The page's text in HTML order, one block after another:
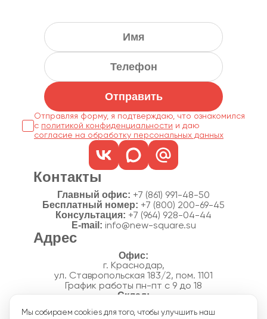
Отправить
Отправляя форму, я подтверждаю, что ознакомился
с политикой конфиденциальности
согласие на обработку персональных данных
Контакты
Главный офис: +7 (861) 991-48-50
Бесплатный номер: +7 (800) 200-69-45
Консультация: +7 (964) 928-04-44
E-mail: info@new-square.su
Адрес
г. Краснодар,
ул. Ставропольская 183/2, пом. 1101
График работы пн-пт с 9 до 18
п. Новознаменский, ул.Производственная, 15
Мы собираем cookies для того, чтобы улучшить наш